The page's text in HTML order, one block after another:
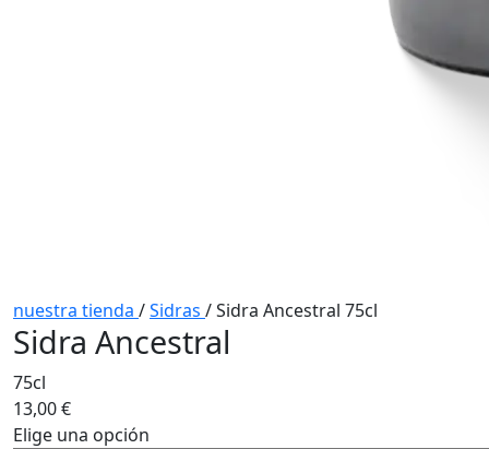
nuestra tienda /Sidras /Sidra Ancestral 75cl
Sidra Ancestral
75cl
13,00€
Elige una opción